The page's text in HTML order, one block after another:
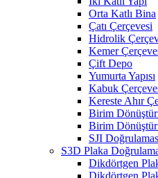
Orta Katlı Bina
Çatı Çerçevesi
Hidrolik
Kemer
Çift Depo
Yumurta Yapısı
Kabuk
Kereste Ahır
Birim
Birim
SJI
S3D Plaka
Dikdörtgen